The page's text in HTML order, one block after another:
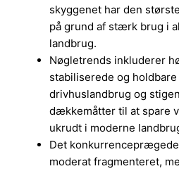
skyggenet har den
på grund af stærk brug i
landbrug.
Nøgletrends inkluderer
stabiliserede og
drivhuslandbrug og
dækkemåtter til at spare
ukrudt i moderne
Det
moderat fragmenteret,